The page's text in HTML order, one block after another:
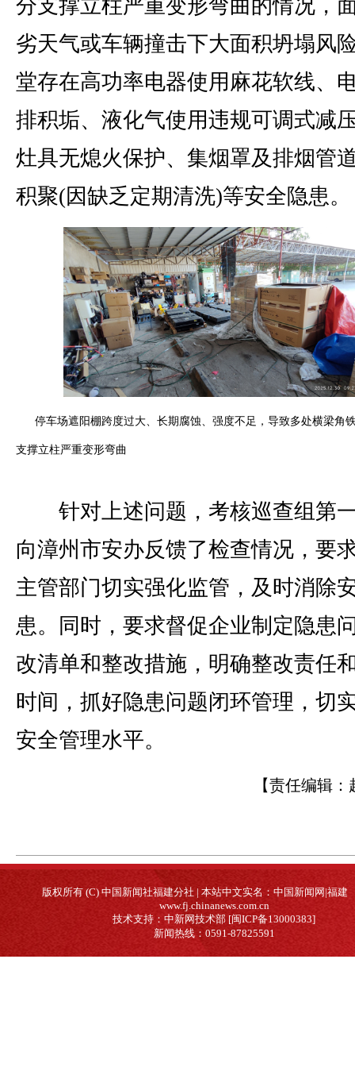
分支撑立柱严重变形弯曲的情况，
劣天气或车辆撞击下大面积坍塌风
堂存在高功率电器使用麻花软线、
排积垢、液化气使用违规可调式减
灶具无熄火保护、集烟罩及排烟管
积聚(因缺乏定期清洗)等安全隐患。
停车场遮阳棚跨度过大、长期腐蚀、强度不足，导致多处横梁角
支撑立柱严重变形弯曲
针对上述问题，考核巡查组第
向漳州市安办反馈了检查情况，要
主管部门切实强化监管，及时消除
患。同时，要求督促企业制定隐患
改清单和整改措施，明确整改责任
时间，抓好隐患问题闭环管理，切
安全管理水平。
【责任编辑：
版权所有 (C) 中国新闻社福建分社 | 本站中文实名：中国新闻网|福建
www.fj.chinanews.com.cn
技术支持：中新网技术部 [闽ICP备13000383]
新闻热线：0591-87825591